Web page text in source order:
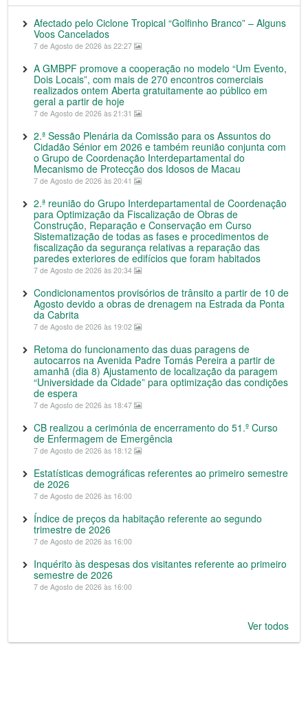
Afectado pelo Ciclone Tropical “Golfinho Branco” – Alguns
Voos Cancelados
7 de Agosto de 2026 às 22:27
A GMBPF promove a cooperação no modelo “Um Evento,
Dois Locais”, com mais de 270 encontros comerciais
realizados ontem Aberta gratuitamente ao público em
geral a partir de hoje
7 de Agosto de 2026 às 21:31
2.ª Sessão Plenária da Comissão para os Assuntos do
Cidadão Sénior em 2026 e também reunião conjunta com
o Grupo de Coordenação Interdepartamental do
Mecanismo de Protecção dos Idosos de Macau
7 de Agosto de 2026 às 20:41
2.ª reunião do Grupo Interdepartamental de Coordenação
para Optimização da Fiscalização de Obras de
Construção, Reparação e Conservação em Curso
Sistematização de todas as fases e procedimentos de
fiscalização da segurança relativas a reparação das
paredes exteriores de edifícios que foram habitados
7 de Agosto de 2026 às 20:34
Condicionamentos provisórios de trânsito a partir de 10 de
Agosto devido a obras de drenagem na Estrada da Ponta
da Cabrita
7 de Agosto de 2026 às 19:02
Retoma do funcionamento das duas paragens de
autocarros na Avenida Padre Tomás Pereira a partir de
amanhã (dia 8) Ajustamento de localização da paragem
“Universidade da Cidade” para optimização das condições
de espera
7 de Agosto de 2026 às 18:47
CB realizou a cerimónia de encerramento do 51.º Curso
de Enfermagem de Emergência
7 de Agosto de 2026 às 18:12
Estatísticas demográficas referentes ao primeiro semestre
de 2026
7 de Agosto de 2026 às 16:00
Índice de preços da habitação referente ao segundo
trimestre de 2026
7 de Agosto de 2026 às 16:00
Inquérito às despesas dos visitantes referente ao primeiro
semestre de 2026
7 de Agosto de 2026 às 16:00
Ver todos